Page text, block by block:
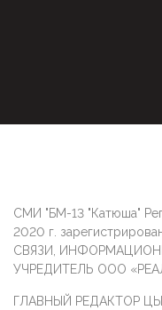
СМИ "БМ-13 "Катюша"
2020 г.
СВЯЗИ,
УЧРЕДИТЕЛЬ ООО
ГЛАВНЫЙ РЕДАКТОР